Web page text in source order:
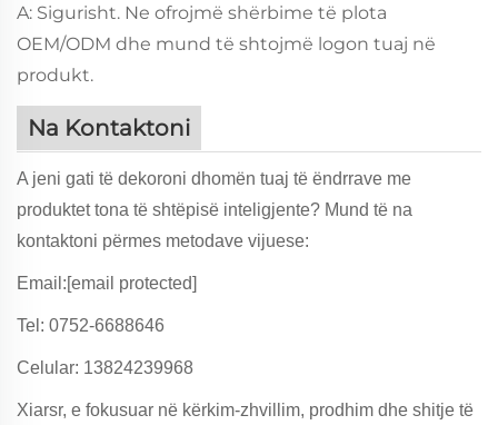
A: Sigurisht. Ne ofrojmë shërbime të plota
OEM/ODM dhe mund të shtojmë logon tuaj në
produkt.
Na Kontaktoni
A jeni gati të dekoroni dhomën tuaj të ëndrrave me
produktet tona të shtëpisë inteligjente? Mund të na
kontaktoni përmes metodave vijuese:
Email:[email protected]
Tel: 0752-6688646
Celular: 13824239968
Xiarsr, e fokusuar në kërkim-zhvillim, prodhim dhe shitje të